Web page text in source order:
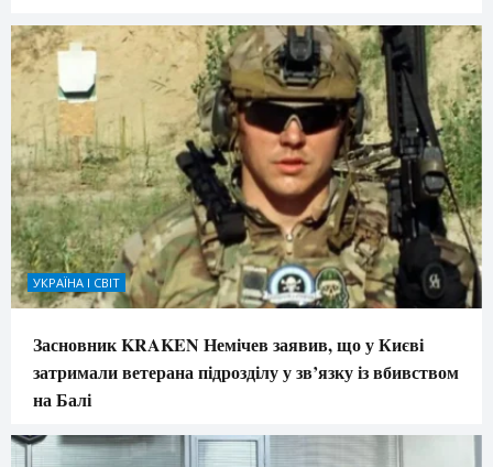
УКРАЇНА І СВІТ
Засновник KRAKEN Немічев заявив, що у Києві
затримали ветерана підрозділу у зв’язку із вбивством
на Балі